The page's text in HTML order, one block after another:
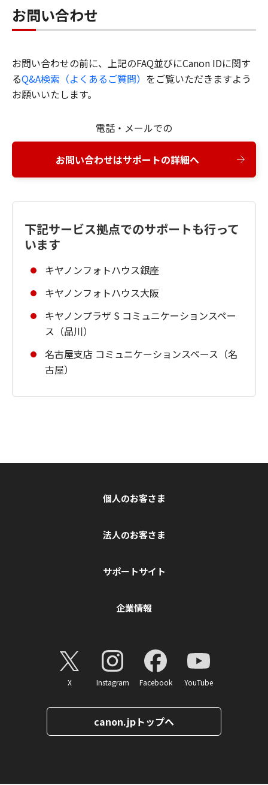
お問い合わせ
お問い合わせの前に、上記のFAQ並びにCanon IDに関す
るQ&A検索（よくあるご質問） をご覧いただきますよう
お願いいたします。
電話・メールでの
お問い合わせはサポートの詳細へ
下記サービス拠点でのサポートも行って
います
キヤノンフォトハウス銀座
キヤノンフォトハウス大阪
キヤノンプラザ S コミュニケーションスペー
ス（品川）
名古屋支店 コミュニケーションスペース（名
古屋）
個人のお客さま
法人のお客さま
サポートサイト
企業情報
X Instagram Facebook YouTube
canon.jpトップへ